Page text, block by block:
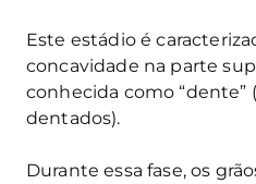
Este estádio é
concavidade na parte
conhecida como “dente”
dentados).
Durante essa fase, os